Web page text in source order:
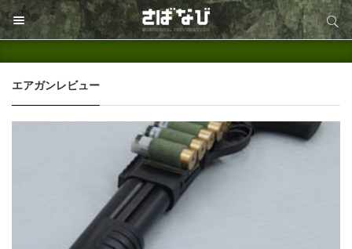
サイト内検索
エアガンレビュー
サイト内検索